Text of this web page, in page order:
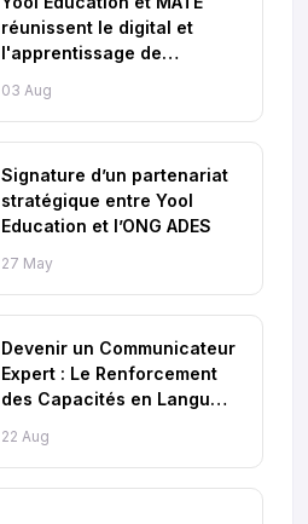
réunissent le digital et
l'apprentissage de
03 Aug
Signature d’un partenariat
stratégique entre Yool
Education et l’ONG ADES
27 May
Devenir un Communicateur
Expert : Le Renforcement
des Capacités en Langues
22 Aug